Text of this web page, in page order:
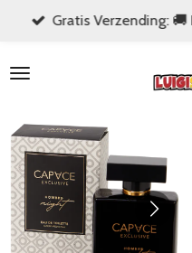
naar
hoofdinhoud
Gratis Verzending: